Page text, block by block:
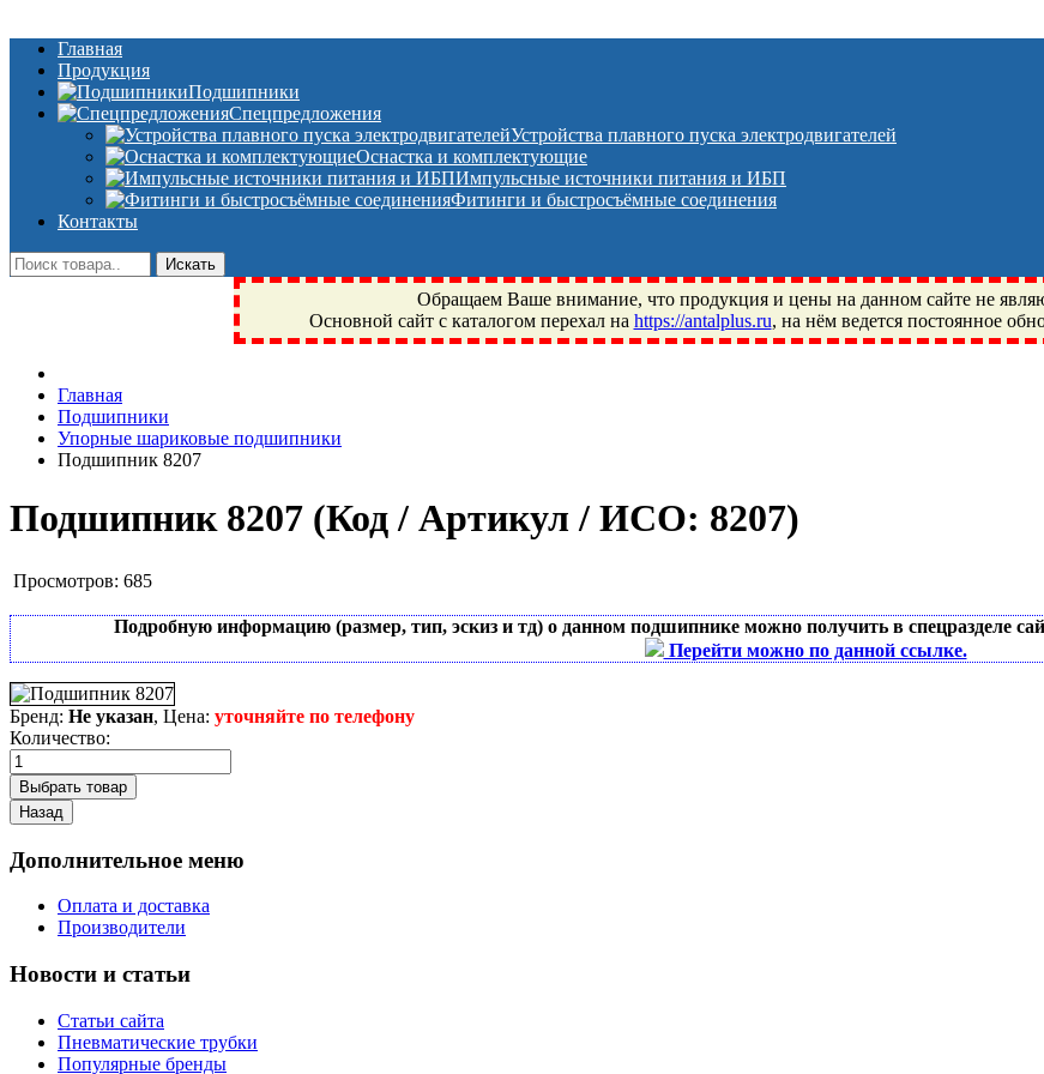
Главная
Продукция
Подшипники
Спецпредложения
Устройства плавного пуска электродвигателей
Оснастка и комплектующие
Импульсные источники питания и ИБП
Фитинги и быстросъёмные соединения
Контакты
Обращаем Ваше внимание, что продукция и цены на данном сайте не
Основной сайт с каталогом перехал на https://antalplus.ru, на нём ведется постоянное
Фрязино, Антал+, плюс, Свердловский, Загорянский, Юбилейный, Щелково, Москва, Пушкино, Королёв, Балашиха,
техника, сварочные аппараты, NIS, NSK, JED, KPT, NXZ, ГПЗ, Neutral, WHX, ZWZ, CRAFT, СПЗ-4, NECTECH, KG,
NTN, SKF, купить, заказать
Главная
Подшипники
Упорные шариковые подшипники
Подшипник 8207
Подшипник 8207 (Код / Артикул / ИСО: 8207)
Просмотров: 685
Подробную информацию (размер, тип, эскиз и тд) о данном подшипнике можно получить в спецразделе
Перейти можно по данной ссылке.
Бренд: Не указан, Цена: уточняйте по телефону
Количество:
Дополнительное меню
Оплата и доставка
Производители
Новости и статьи
Статьи сайта
Пневматические трубки
Популярные бренды